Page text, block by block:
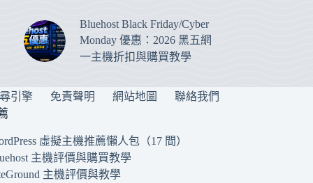
Bluehost Black Friday/Cyber
Monday 優惠：2026 黑五網
一主機折扣與購買教學
引擎 免責聲明 網站地圖 聯絡我們
虛擬主機推薦懶人包（17 間）
主機評價與購買教學
主機評價與教學